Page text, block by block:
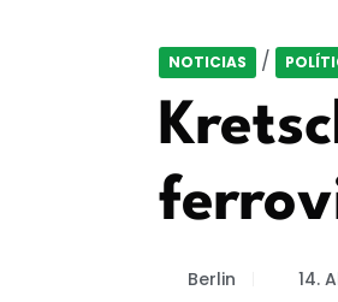
NOTICIAS /
Berlin 14.